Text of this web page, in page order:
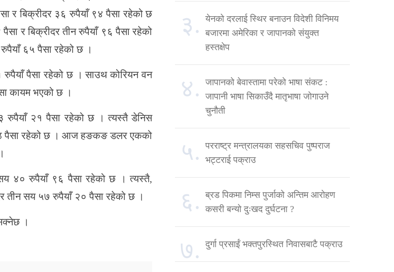
र बिक्रीदर ३६ रुपैयाँ ९४ पैसा रहेको छ
र बिक्रीदर तीन रुपैयाँ ९६ पैसा रहेको
६५ पैसा रहेको छ ।
पैसा रहेको छ । साउथ कोरियन वन
कायम भएको छ ।
रुपैयाँ २१ पैसा रहेको छ । त्यस्तै डेनिस
पैसा रहेको छ । आज हङकङ डलर एकको
४० रुपैयाँ ९६ पैसा रहेको छ । त्यस्तै,
तीन सय ५७ रुपैयाँ २० पैसा रहेको छ ।
।
३.
येनको दरलाई स्थिर बनाउन विदेशी विनिमय
बजारमा अमेरिका र जापानको संयुक्त
हस्तक्षेप
४.
जापानको बेवास्तामा परेको भाषा संकट :
जापानी भाषा सिकाउँदै मातृभाषा जोगाउने
चुनौती
५.
परराष्ट्र मन्त्रालयका सहसचिव पुष्पराज
भट्टराई पक्राउ
६.
ब्रड पिकमा निम्स पुर्जाको अन्तिम आरोहण
कसरी बन्यो दुःखद दुर्घटना ?
७. दुर्गा प्रसाईं भक्तपुरस्थित निवासबाटै पक्राउ